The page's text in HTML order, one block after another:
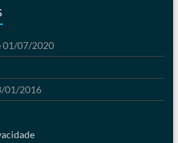
01/07/2020
01/2016